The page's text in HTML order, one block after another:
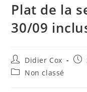
Plat de la
30/09
Didier Cox
Non classé